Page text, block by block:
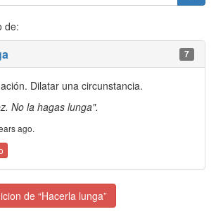
de:
7
Dilatar una circunstancia.
No la hagas lunga".
ago.
de “Hacerla lunga”